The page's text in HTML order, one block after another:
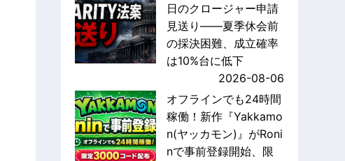
日のクロージャー申請
見送り——夏季休会前
の採決困難、成立確率
は10%台に低下
2026-08-06
オフラインでも24時間
稼働！新作『Yakkamo
n(ヤッカモン)』がRoni
nで事前登録開始、限